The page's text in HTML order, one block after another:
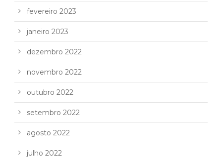
fevereiro 2023
janeiro 2023
dezembro 2022
novembro 2022
outubro 2022
setembro 2022
agosto 2022
julho 2022